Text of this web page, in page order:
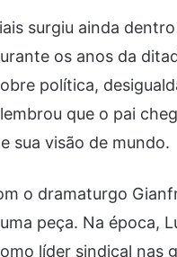
surgiu ainda
os anos da
política,
que o pai
sua visão de mundo.
o dramaturgo
peça. Na época,
líder sindical nas